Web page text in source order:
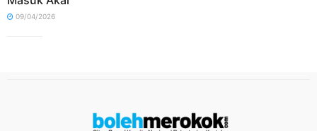
09/04/2026